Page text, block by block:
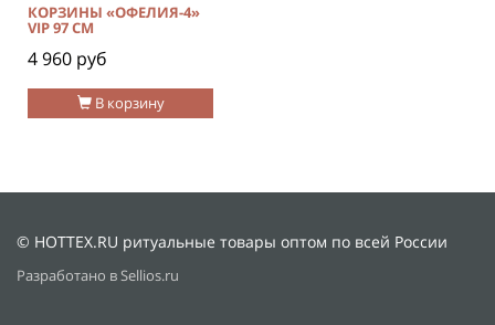
В корзину
КОРЗИНЫ «ОФЕЛИЯ-4»
VIP 97 СМ
4 960 руб
© HOTTEX.RU ритуальные товары оптом по всей России
Разработано в Sellios.ru